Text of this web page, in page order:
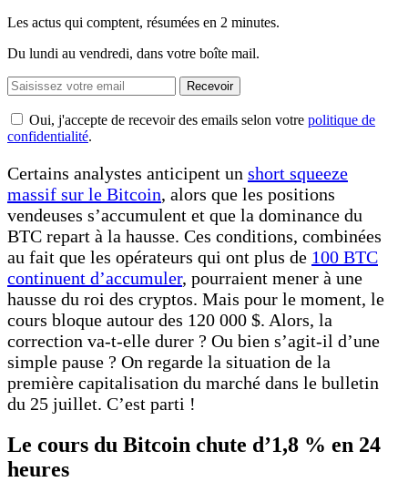
Les actus qui comptent, résumées en 2 minutes.
Du lundi au vendredi, dans votre boîte mail.
Recevoir
Oui, j'accepte de recevoir des emails selon votre politique de
confidentialité.
Certains analystes anticipent un short squeeze
massif sur le Bitcoin, alors que les positions
vendeuses s’accumulent et que la dominance du
BTC repart à la hausse. Ces conditions, combinées
au fait que les opérateurs qui ont plus de 100 BTC
continuent d’accumuler, pourraient mener à une
hausse du roi des cryptos. Mais pour le moment, le
cours bloque autour des 120 000 $. Alors, la
correction va-t-elle durer ? Ou bien s’agit-il d’une
simple pause ? On regarde la situation de la
première capitalisation du marché dans le bulletin
du 25 juillet. C’est parti !
Le cours du Bitcoin chute d’1,8 % en 24
heures